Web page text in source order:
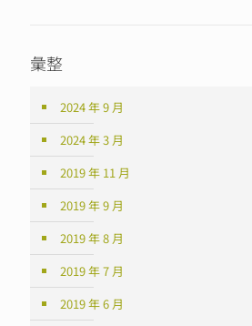
彙整
2024 年 9 月
2024 年 3 月
2019 年 11 月
2019 年 9 月
2019 年 8 月
2019 年 7 月
2019 年 6 月